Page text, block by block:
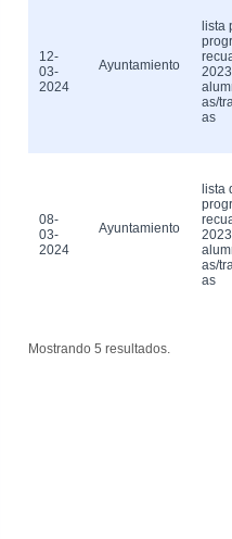
12-
03-
2024
Ayuntamiento
lista
as/
as
08-
03-
2024
Ayuntamiento
lista
as/
as
Mostrando 5 resultados.